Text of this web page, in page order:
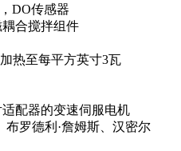
DO传感器
合搅拌组件
热至每平方英寸3瓦
配器的变速伺服电机
布罗德利·詹姆斯、汉密尔